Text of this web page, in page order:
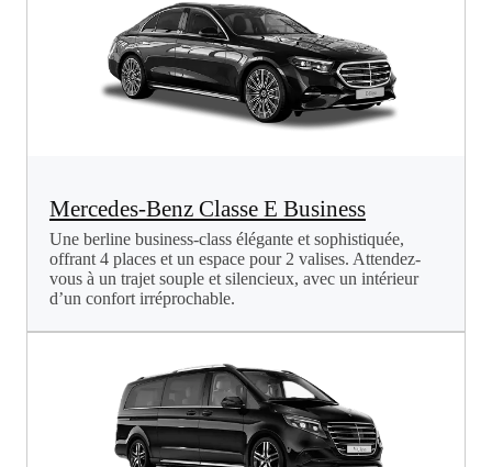
Mercedes-Benz Classe E Business
Une berline business-class élégante et sophistiquée,
offrant 4 places et un espace pour 2 valises. Attendez-
vous à un trajet souple et silencieux, avec un intérieur
d’un confort irréprochable.